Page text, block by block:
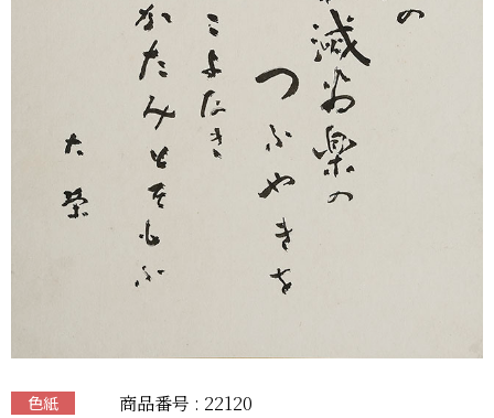
色紙 商品番号 : 22120